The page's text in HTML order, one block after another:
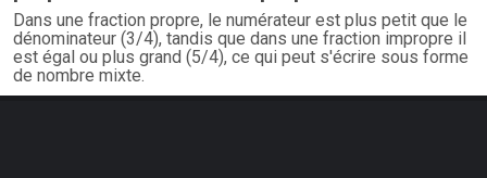
Dans une fraction propre, le numérateur est plus petit que le
dénominateur (3/4), tandis que dans une fraction impropre il
est égal ou plus grand (5/4), ce qui peut s'écrire sous forme
de nombre mixte.